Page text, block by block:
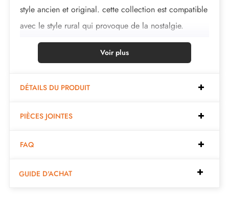
style ancien et original. cette collection est compatible
avec le style rural qui provoque de la nostalgie.
Cette magnifique poignée est coulée en 3 finitions : le
noir, le fer poli et la rouille ciré. les finitions et la
matière proposées conserve l'aspect authentique et
Complétez la parure de votre poignée avec les
rosaces de fermeture
qui lui sont associées. celles
Voir plus
DÉTAILS DU PRODUIT
PIÈCES JOINTES
FAQ
GUIDE D'ACHAT